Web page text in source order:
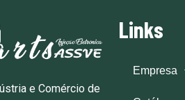
e Comércio de
Links
Empresa